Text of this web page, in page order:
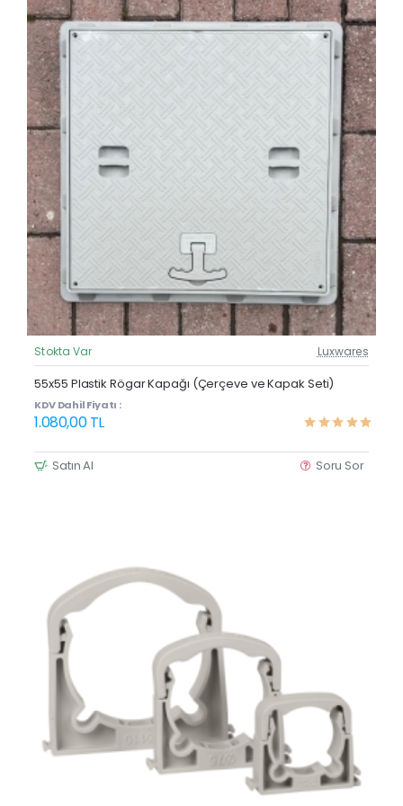
Güncel Fiyat
Çok Satan
Stokta Var Luxwares
55x55 Plastik Rögar Kapağı (Çerçeve ve Kapak Seti)
KDV Dahil Fiyatı :
1.080,00 TL
Satın Al Soru Sor